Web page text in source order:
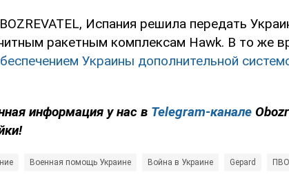
Испания решила передать
ракетным комплексам Hawk. В то же
Украины дополнительной
информация у нас в Telegram-канале
Военная помощь Украине Война в Украине Gepard ПВО